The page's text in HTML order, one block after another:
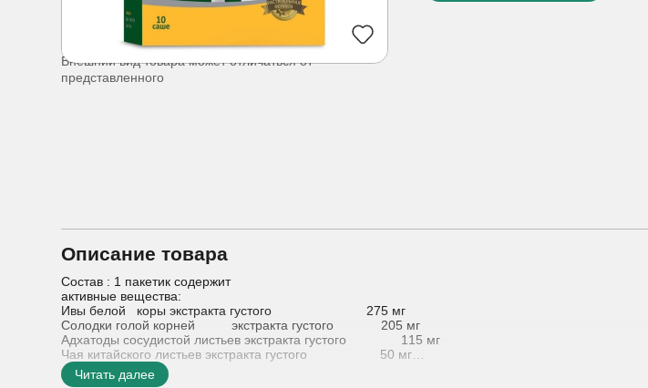
Внешний вид товара может отличаться от
представленного
Описание товара
Состав : 1 пакетик содержит
активные вещества:
Ивы белой коры экстракта густого 275 мг
Солодки голой корней экстракта густого 205 мг
Адхатоды сосудистой листьев экстракта густого 115 мг
Чая китайского листьев экстракта густого 50 мг
Фиалки душистой травы экстракта густого 40 мг
Валерианы лекарственной корневищ с корнями
Читать далее